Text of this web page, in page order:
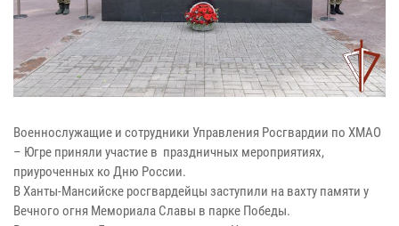
Военнослужащие и сотрудники Управления Росгвардии по ХМАО
– Югре приняли участие в праздничных мероприятиях,
приуроченных ко Дню России.
В Ханты-Мансийске росгвардейцы заступили на вахту памяти у
Вечного огня Мемориала Славы в парке Победы.